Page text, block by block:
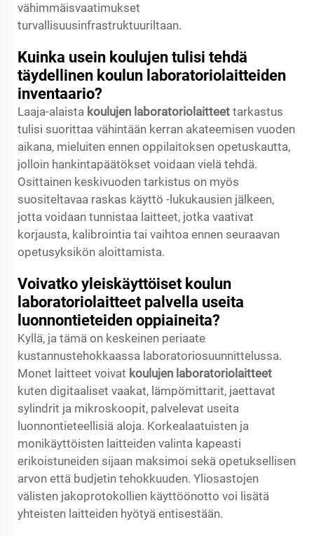
vähimmäisvaatimukset
turvallisuusinfrastruktuuriltaan.
Kuinka usein koulujen tulisi tehdä
täydellinen koulun laboratoriolaitteiden
inventaario?
Laaja-alaista koulujen laboratoriolaitteet tarkastus
tulisi suorittaa vähintään kerran akateemisen vuoden
aikana, mieluiten ennen oppilaitoksen opetuskautta,
jolloin hankintapäätökset voidaan vielä tehdä.
Osittainen keskivuoden tarkistus on myös
suositeltavaa raskas käyttö -lukukausien jälkeen,
jotta voidaan tunnistaa laitteet, jotka vaativat
korjausta, kalibrointia tai vaihtoa ennen seuraavan
opetusyksikön aloittamista.
Voivatko yleiskäyttöiset koulun
laboratoriolaitteet palvella useita
luonnontieteiden oppiaineita?
Kyllä, ja tämä on keskeinen periaate
kustannustehokkaassa laboratoriosuunnittelussa.
Monet laitteet voivat koulujen laboratoriolaitteet
kuten digitaaliset vaakat, lämpömittarit, jaettavat
sylindrit ja mikroskoopit, palvelevat useita
luonnontieteellisiä aloja. Korkealaatuisten ja
monikäyttöisten laitteiden valinta kapeasti
erikoistuneiden sijaan maksimoi sekä opetuksellisen
arvon että budjetin tehokkuuden. Yliosastojen
välisten jakoprotokollien käyttöönotto voi lisätä
yhteisten laitteiden hyötyä entisestään.